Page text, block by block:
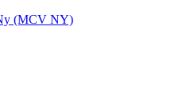
(MCV NY)